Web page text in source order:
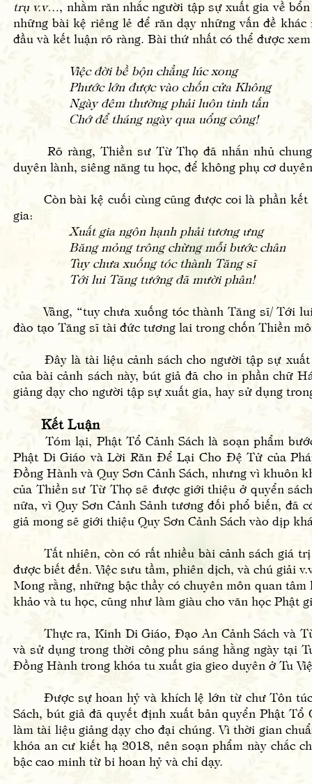
trụ v.v…, nhằm răn nhắc người tập sự xuất gia về
những bài kệ riêng lẻ để răn dạy những vấn đề
đầu và kết luận rõ ràng. Bài thứ nhất có thể được
Việc đời bề bộn chẳng lúc xong
Phước lớn được vào chốn cửa Không
Ngày đêm thường phải luôn tinh tấn
Chớ để tháng ngày qua uổng công!
Rõ ràng, Thiền sư Từ Thọ đã nhắn nhủ chung
duyên lành, siêng năng tu học, để không phụ cơ
Còn bài kệ cuối cùng cũng được coi là phần kết
gia:
Xuất gia ngôn hạnh phải tương ưng
Băng mỏng trông chừng mỗi bước chân
Tuy chưa xuống tóc thành Tăng sĩ
Tới lui Tăng tướng đã mười phân!
Vâng, “tuy chưa xuống tóc thành Tăng sĩ/ Tới lui
đào tạo Tăng sĩ tài đức tương lai trong chốn Thiền
Đây là tài liệu cảnh sách cho người tập sự xuất
của bài cảnh sách này, bút giả đã cho in phần chữ
giảng dạy cho người tập sự xuất gia, hay sử dụng
Kết Luận
Tóm lại, Phật Tổ Cảnh Sách là soạn phẩm
Phật Di Giáo và Lời Răn Để Lại Cho Đệ Tử của
Đồng Hành và Quy Sơn Cảnh Sách, nhưng vì khuôn
của Thiền sư Từ Thọ sẽ được giới thiệu ở quyển
nữa, vì Quy Sơn Cảnh Sảnh tương đối phổ biến, đã
giả mong sẽ giới thiệu Quy Sơn Cảnh Sách vào dịp
Tất nhiên, còn có rất nhiều bài cảnh sách giá trị
được biết đến. Việc sưu tầm, phiên dịch, và chú giải
Mong rằng, những bậc thầy có chuyên môn quan
khảo và tu học, cũng như làm giàu cho văn học
Thực ra, Kinh Di Giáo, Đạo An Cảnh Sách và Từ
và sử dụng trong thời công phu sáng hằng ngày tại
Đồng Hành trong khóa tu xuất gia gieo duyên ở Tu
Được sự hoan hỷ và khích lệ lớn từ chư Tôn túc
Sách, bút giả đã quyết định xuất bản quyển Phật
làm tài liệu giảng dạy cho đại chúng. Vì thời gian
khóa an cư kiết hạ 2018, nên soạn phẩm này chắc
bậc cao minh từ bi hoan hỷ và chỉ dạy.